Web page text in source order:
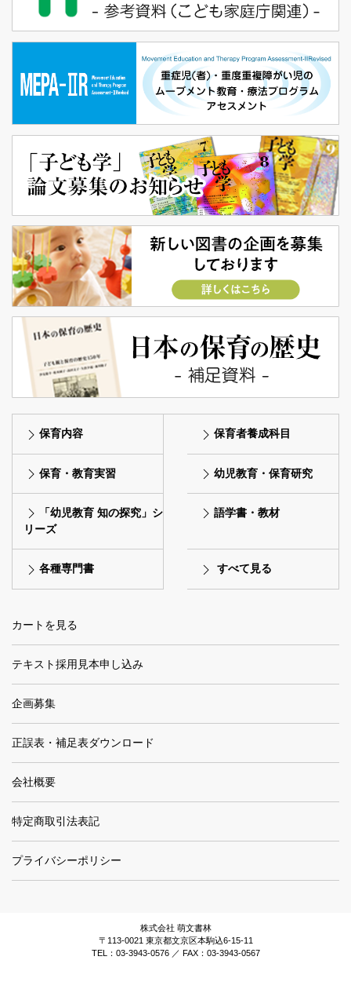
保育内容 保育者養成科目
保育・教育実習 幼児教育・保育研究
「幼児教育 知の探究」シ
リーズ
語学書・教材
各種専門書 すべて見る
カートを見る
テキスト採用見本申し込み
企画募集
正誤表・補足表ダウンロード
会社概要
特定商取引法表記
プライバシーポリシー
株式会社 萌文書林
〒113-0021 東京都文京区本駒込6-15-11
TEL：03-3943-0576 ／ FAX：03-3943-0567